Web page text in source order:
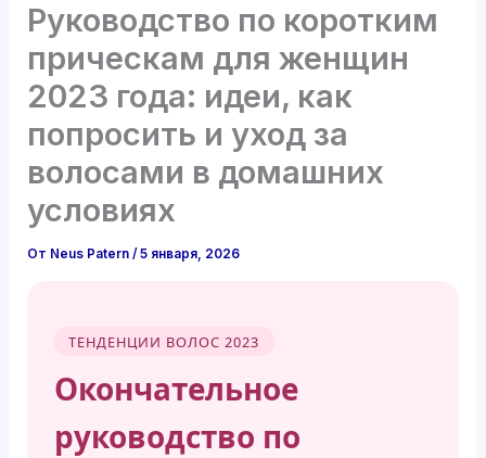
Руководство по коротким
прическам для женщин
2023 года: идеи, как
попросить и уход за
волосами в домашних
условиях
От Neus Patern/5 января, 2026
ТЕНДЕНЦИИ ВОЛОС 2023
Окончательное
руководство по